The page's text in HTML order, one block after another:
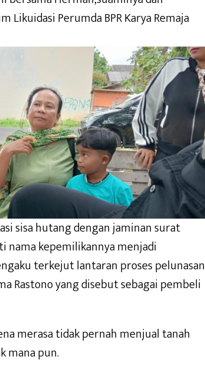
Perumda BPR Karya Remaja
sisa hutang dengan jaminan surat
nama kepemilikannya menjadi
terkejut lantaran proses pelunasan
Rastono yang disebut sebagai pembeli
merasa tidak pernah menjual tanah
mana pun.